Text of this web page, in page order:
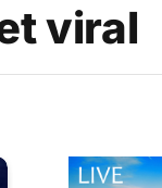
viral